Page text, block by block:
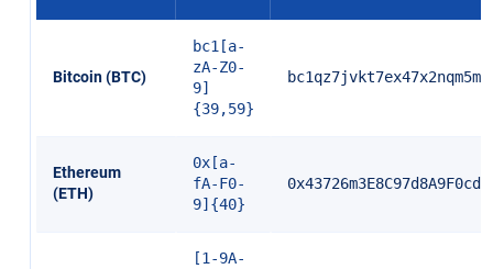
Bitcoin (BTC)
bc1[a-
zA-Z0-
9]
{39,59}
Ethereum
(ETH)
0x[a-
fA-F0-
9]{40}
[1-9A-